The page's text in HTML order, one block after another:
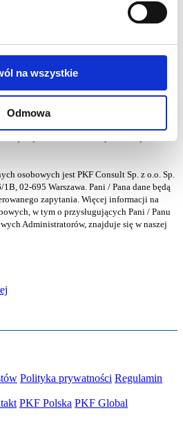
na wszystkie
Odmowa
podatkowym. Zagadnienia związane z
śledzenia....
Twój adres e-mail
jest PKF Consult Sp. z o.o. Sp. k.
osobowych jest PKF Consult Sp. z o.o. Sp.
02-695 Warszawa. Pani / Pana dane będą
zapytania. Więcej informacji na
w tym o przysługujących Pani / Panu
Administratorów, znajduje się w naszej
Polityka prywatności Regulamin
PKF Polska PKF Global